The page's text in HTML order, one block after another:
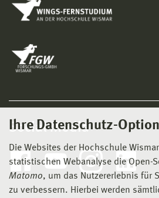
Ihre Datenschutz-
Die Websites der Hochschule
statistischen Webanalyse die Open-
Matomo, um das Nutzererlebnis für
zu verbessern. Hierbei werden
Social Media